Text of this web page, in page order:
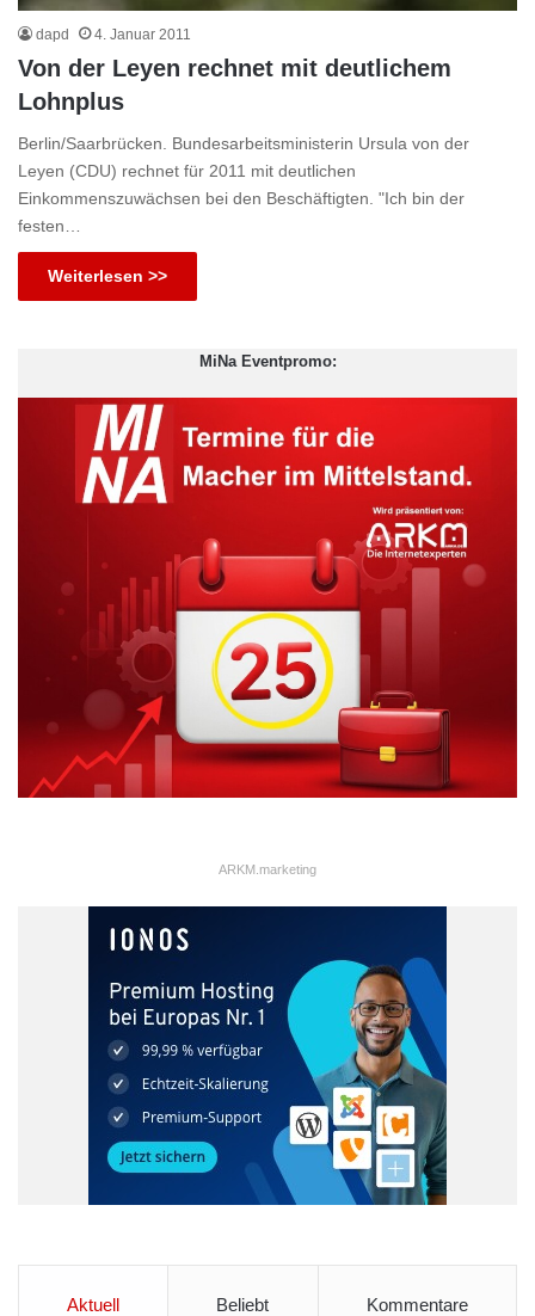
dapd 4. Januar 2011
Von der Leyen rechnet mit deutlichem
Lohnplus
Berlin/Saarbrücken. Bundesarbeitsministerin Ursula von der
Leyen (CDU) rechnet für 2011 mit deutlichen
Einkommenszuwächsen bei den Beschäftigten. "Ich bin der
festen…
Weiterlesen >>
MiNa Eventpromo:
ARKM.marketing
Aktuell Beliebt Kommentare